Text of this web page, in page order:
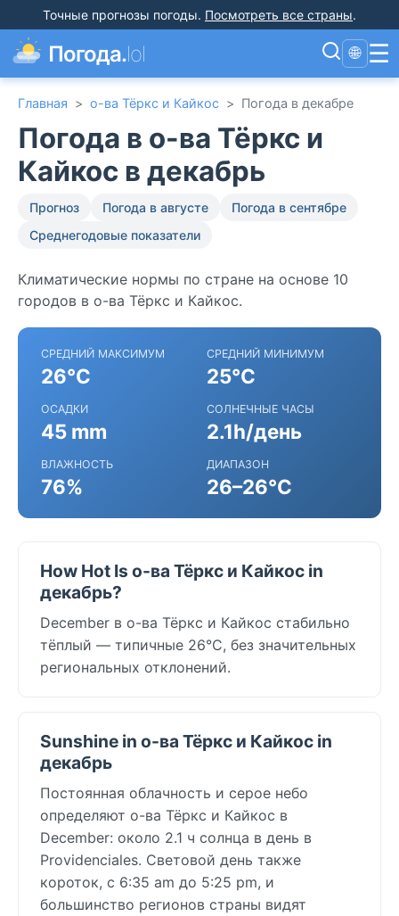
Точные прогнозы погоды. Посмотреть все страны.
Погода.lol 🌐 ☰
Главная > о-ва Тёркс и Кайкос > Погода в декабре
Погода в о-ва Тёркс и
Кайкос в декабрь
Прогноз Погода в августе
Погода в сентябре
Среднегодовые показатели
Климатические нормы по стране на основе 10
городов в о-ва Тёркс и Кайкос.
СРЕДНИЙ МАКСИМУМ
26°C
СРЕДНИЙ МИНИМУМ
25°C
ОСАДКИ
45 mm
СОЛНЕЧНЫЕ ЧАСЫ
2.1h/день
ВЛАЖНОСТЬ
76%
ДИАПАЗОН
26–26°C
How Hot Is о-ва Тёркс и Кайкос in
декабрь?
December в о-ва Тёркс и Кайкос стабильно
тёплый — типичные 26°C, без значительных
региональных отклонений.
Sunshine in о-ва Тёркс и Кайкос in
декабрь
Постоянная облачность и серое небо
определяют о-ва Тёркс и Кайкос в
December: около 2.1 ч солнца в день в
Providenciales. Световой день также
короток, с 6:35 am до 5:25 pm, и
большинство регионов страны видят